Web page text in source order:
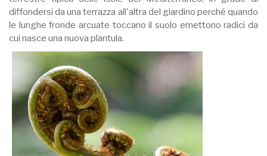
diffondersi da una terrazza all'altra del giardino perché quando
le lunghe fronde arcuate toccano il suolo emettono radici da
cui nasce una nuova plantula.